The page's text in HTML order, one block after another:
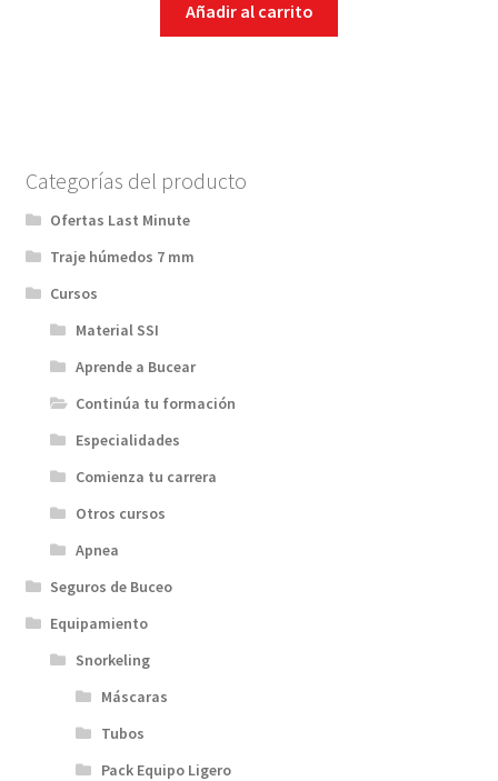
Añadir al carrito
Categorías del producto
Ofertas Last Minute
Traje húmedos 7 mm
Cursos
Material SSI
Aprende a Bucear
Continúa tu formación
Especialidades
Comienza tu carrera
Otros cursos
Apnea
Seguros de Buceo
Equipamiento
Snorkeling
Máscaras
Tubos
Pack Equipo Ligero